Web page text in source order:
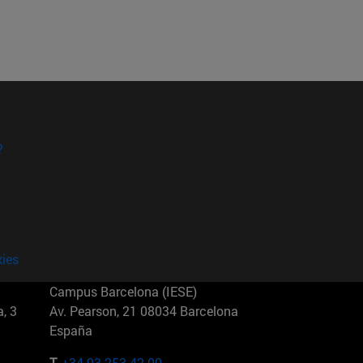
3
Campus Barcelona (IESE)
Av. Pearson, 21 08034 Barcelona
España